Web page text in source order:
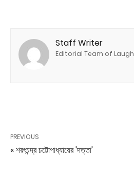
Staff Writer
Editorial Team of
PREVIOUS
« শরৎচন্দ্র চট্টোপাধ্যায়ের 'দত্তা'